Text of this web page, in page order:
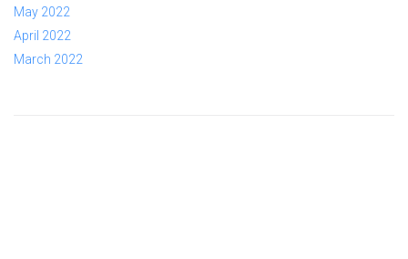
May 2022
April 2022
March 2022